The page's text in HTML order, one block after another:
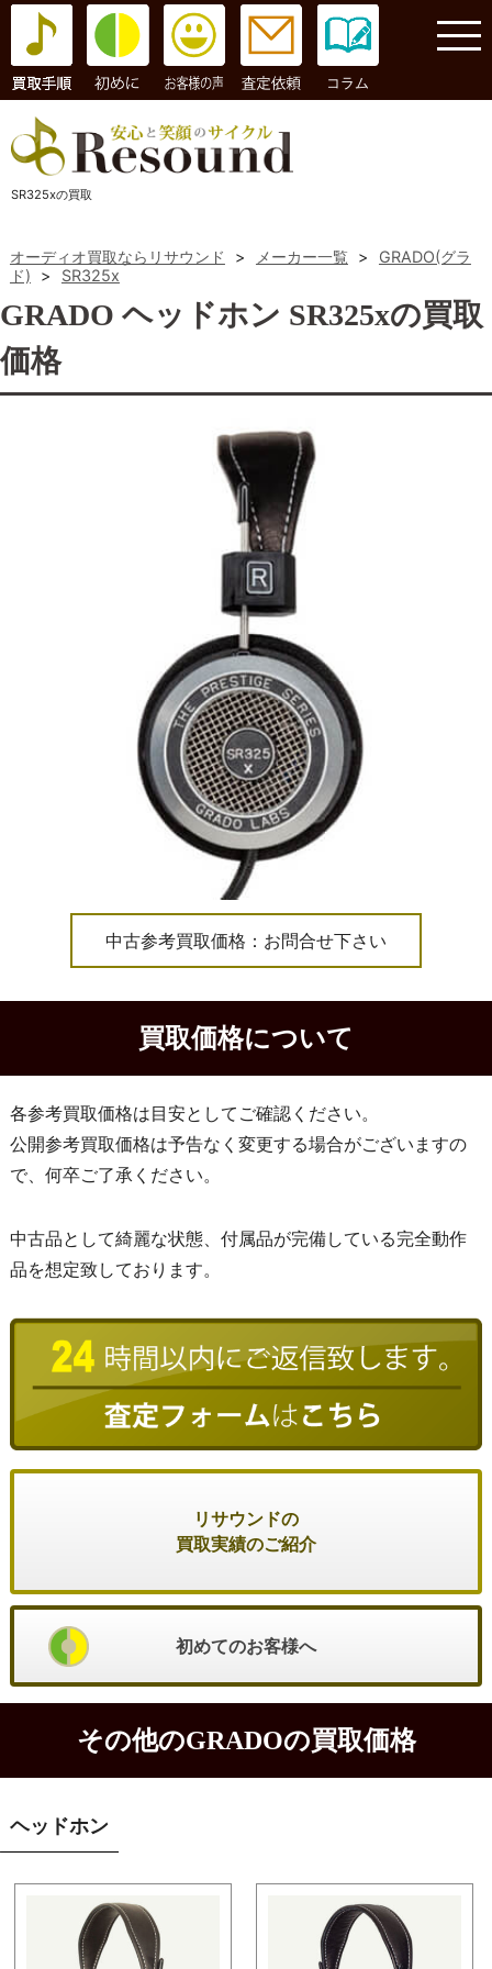
コラム
SR325xの買取
オーディオ買取ならリサウンド > メーカー一覧 >
GRADO(グラ
ド)
> SR325x
GRADO ヘッドホン SR325xの買取
価格
中古参考買取価格：お問合せ下さい
買取価格について
各参考買取価格は目安としてご確認ください。
公開参考買取価格は予告なく変更する場合がございますの
で、何卒ご了承ください。
中古品として綺麗な状態、付属品が完備している完全動作
品を想定致しております。
リサウンドの
買取実績のご紹介
初めてのお客様へ
その他のGRADOの買取価格
ヘッドホン